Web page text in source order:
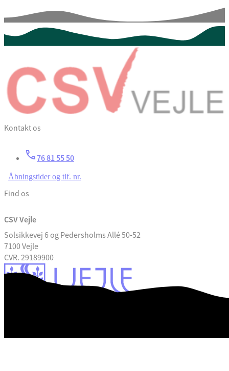
Kontakt os
76 81 55 50
Åbningstider og tlf. nr.
Find os
CSV Vejle
Solsikkevej 6 og Pedersholms Allé 50-52
7100 Vejle
CVR. 29189900